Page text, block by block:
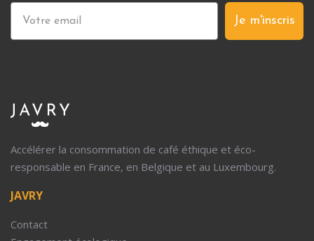
Je m'inscris
Accélérer la consommation de café éthique et éco-
responsable en France, en Belgique et au Luxembourg.
JAVRY
Contact